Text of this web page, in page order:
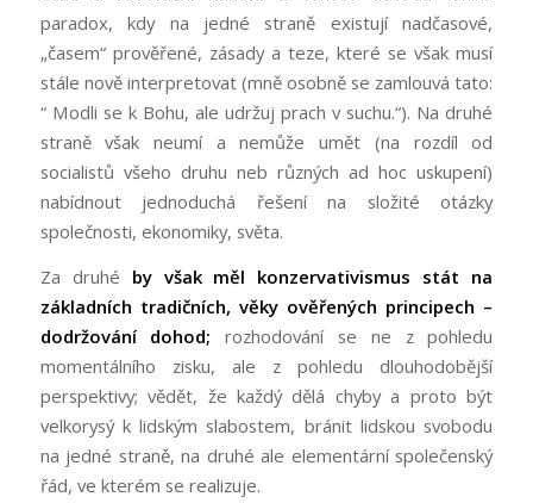
paradox, kdy na jedné straně existují nadčasové,
„časem“ prověřené, zásady a teze, které se však musí
stále nově interpretovat (mně osobně se zamlouvá tato:
“ Modli se k Bohu, ale udržuj prach v suchu.“). Na druhé
straně však neumí a nemůže umět (na rozdíl od
socialistů všeho druhu neb různých ad hoc uskupení)
nabídnout jednoduchá řešení na složité otázky
společnosti, ekonomiky, světa.
Za druhé by však měl konzervativismus stát na
základních tradičních, věky ověřených principech –
dodržování dohod; rozhodování se ne z pohledu
momentálního zisku, ale z pohledu dlouhodobější
perspektivy; vědět, že každý dělá chyby a proto být
velkorysý k lidským slabostem, bránit lidskou svobodu
na jedné straně, na druhé ale elementární společenský
řád, ve kterém se realizuje.